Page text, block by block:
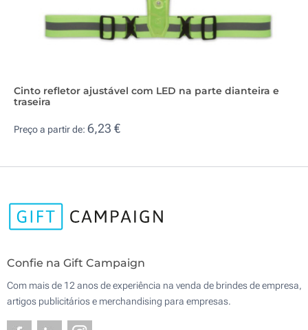
Cinto refletor ajustável com LED na parte dianteira e
traseira
Preço a partir de: 6,23 €
Confie na Gift Campaign
Com mais de 12 anos de experiência na venda de brindes de empresa,
artigos publicitários e merchandising para empresas.